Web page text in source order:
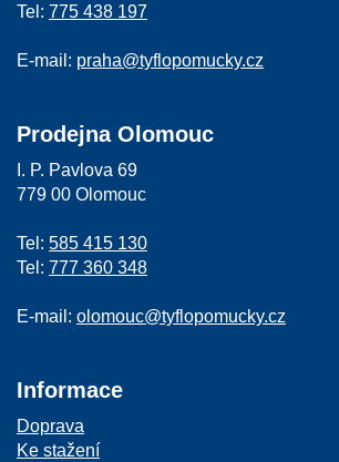
Tel: 775 438 197
E-mail: praha@tyflopomucky.cz
Prodejna Olomouc
I. P. Pavlova 69
779 00 Olomouc
Tel: 585 415 130
Tel: 777 360 348
E-mail: olomouc@tyflopomucky.cz
Informace
Doprava
Ke stažení